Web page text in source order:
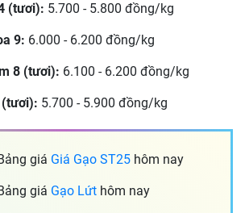
(tươi): 5.700 - 5.800 đồng/kg
9: 6.000 - 6.200 đồng/kg
8 (tươi): 6.100 - 6.200 đồng/kg
(tươi): 5.700 - 5.900 đồng/kg
giá Giá Gạo ST25 hôm nay
giá Gạo Lứt hôm nay